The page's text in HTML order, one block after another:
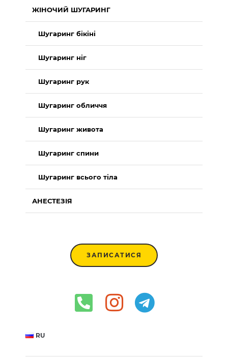
ЖІНОЧИЙ ШУГАРИНГ
Шугаринг бікіні
Шугаринг ніг
Шугаринг рук
Шугаринг обличчя
Шугаринг живота
Шугаринг спини
Шугаринг всього тіла
АНЕСТЕЗІЯ
ЗАПИСАТИСЯ
RU